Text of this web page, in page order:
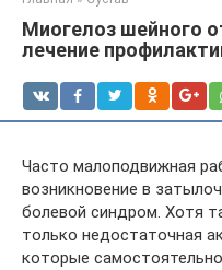
Миогелоз шейного
лечение
Часто малоподвижная
возникновение в
болевой синдром. Хотя
только недостаточная
которые